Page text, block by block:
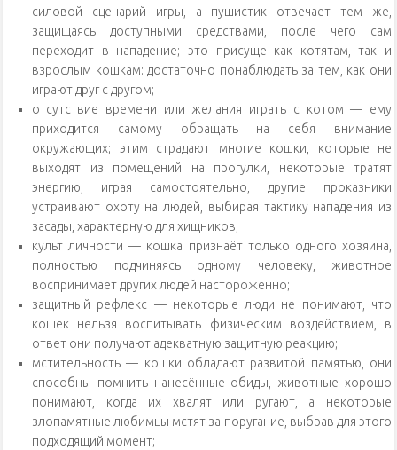
силовой сценарий игры, а пушистик отвечает тем же,
защищаясь доступными средствами, после чего сам
переходит в нападение; это присуще как котятам, так и
взрослым кошкам: достаточно понаблюдать за тем, как они
играют друг с другом;
отсутствие времени или желания играть с котом — ему
приходится самому обращать на себя внимание
окружающих; этим страдают многие кошки, которые не
выходят из помещений на прогулки, некоторые тратят
энергию, играя самостоятельно, другие проказники
устраивают охоту на людей, выбирая тактику нападения из
засады, характерную для хищников;
культ личности — кошка признаёт только одного хозяина,
полностью подчиняясь одному человеку, животное
воспринимает других людей настороженно;
защитный рефлекс — некоторые люди не понимают, что
кошек нельзя воспитывать физическим воздействием, в
ответ они получают адекватную защитную реакцию;
мстительность — кошки обладают развитой памятью, они
способны помнить нанесённые обиды, животные хорошо
понимают, когда их хвалят или ругают, а некоторые
злопамятные любимцы мстят за поругание, выбрав для этого
подходящий момент;